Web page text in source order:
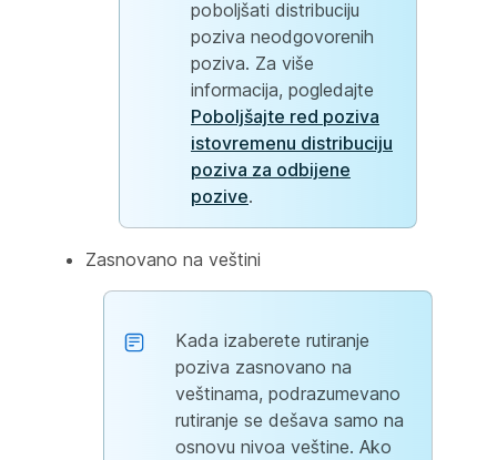
poboljšati distribuciju
poziva neodgovorenih
poziva. Za više
informacija, pogledajte
Poboljšajte red poziva
istovremenu distribuciju
poziva za odbijene
pozive.
Zasnovano na veštini
Kada izaberete rutiranje
poziva zasnovano na
veštinama, podrazumevano
rutiranje se dešava samo na
osnovu nivoa veštine. Ako